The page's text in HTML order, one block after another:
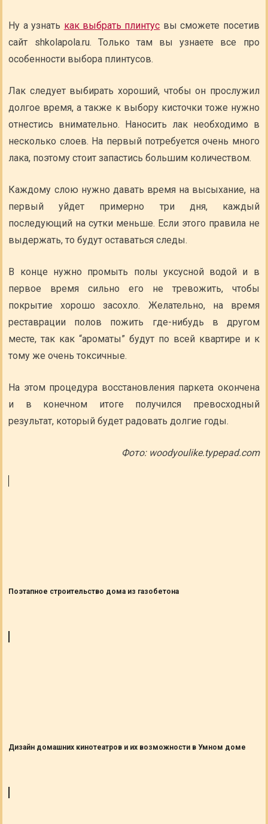
Ну а узнать как выбрать плинтус вы сможете посетив
сайт shkolapola.ru. Только там вы узнаете все про
особенности выбора плинтусов.
Лак следует выбирать хороший, чтобы он прослужил
долгое время, а также к выбору кисточки тоже нужно
отнестись внимательно. Наносить лак необходимо в
несколько слоев. На первый потребуется очень много
лака, поэтому стоит запастись большим количеством.
Каждому слою нужно давать время на высыхание, на
первый уйдет примерно три дня, каждый
последующий на сутки меньше. Если этого правила не
выдержать, то будут оставаться следы.
В конце нужно промыть полы уксусной водой и в
первое время сильно его не тревожить, чтобы
покрытие хорошо засохло. Желательно, на время
реставрации полов пожить где-нибудь в другом
месте, так как “ароматы” будут по всей квартире и к
тому же очень токсичные.
На этом процедура восстановления паркета окончена
и в конечном итоге получился превосходный
результат, который будет радовать долгие годы.
Фото: woodyoulike.typepad.com
Поэтапное строительство дома из газобетона
Дизайн домашних кинотеатров и их возможности в Умном доме